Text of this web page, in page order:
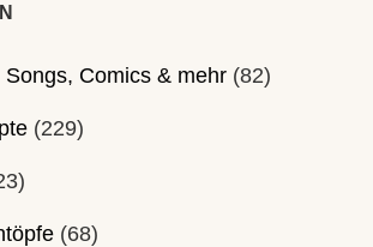
Comics & mehr (82)
(229)
(68)